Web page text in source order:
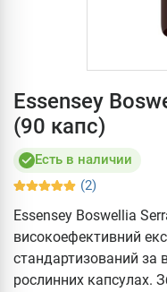
Essensey
(90 капс)
Есть в наличии
(2)
Essensey Boswellia
високоефективний
стандартизований за
рослинних капсулах.